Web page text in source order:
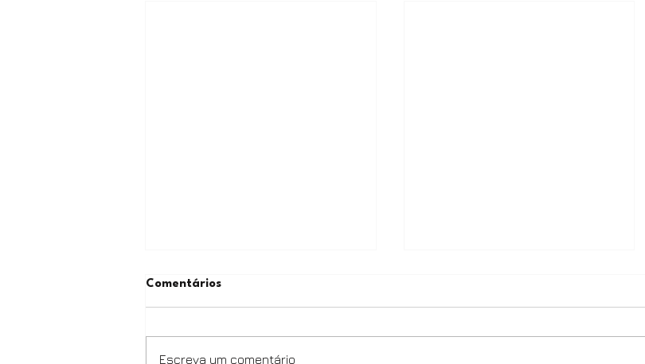
Comentários
Escreva um comentário